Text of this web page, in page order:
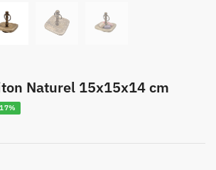
Naturel 15x15x14 cm